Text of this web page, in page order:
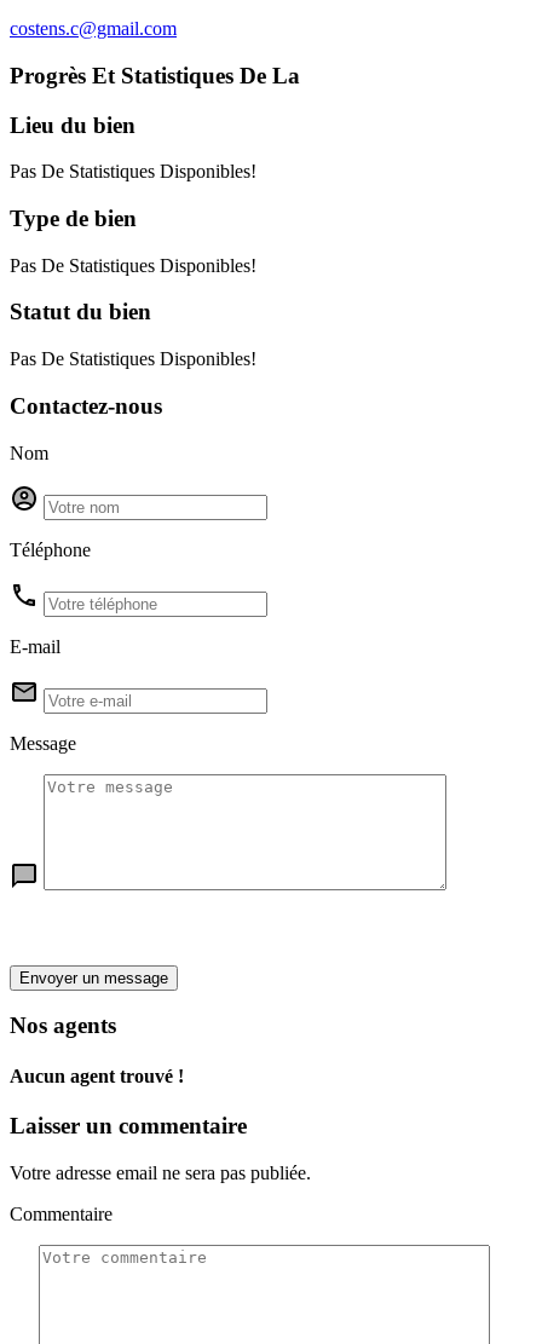
costens.c@gmail.com
Progrès Et Statistiques De La
Lieu du bien
Pas De Statistiques Disponibles!
Type de bien
Pas De Statistiques Disponibles!
Statutdu bien
Pas De Statistiques Disponibles!
Contactez-nous
Nom
Téléphone
E-mail
Message
Envoyer un message
Nos agents
Aucun agent trouvé !
Laisser un commentaire
Votre adresse email ne sera pas publiée.
Commentaire